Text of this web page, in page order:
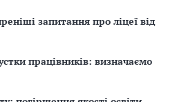
запитання про ліцеї від
працівників: визначаємо